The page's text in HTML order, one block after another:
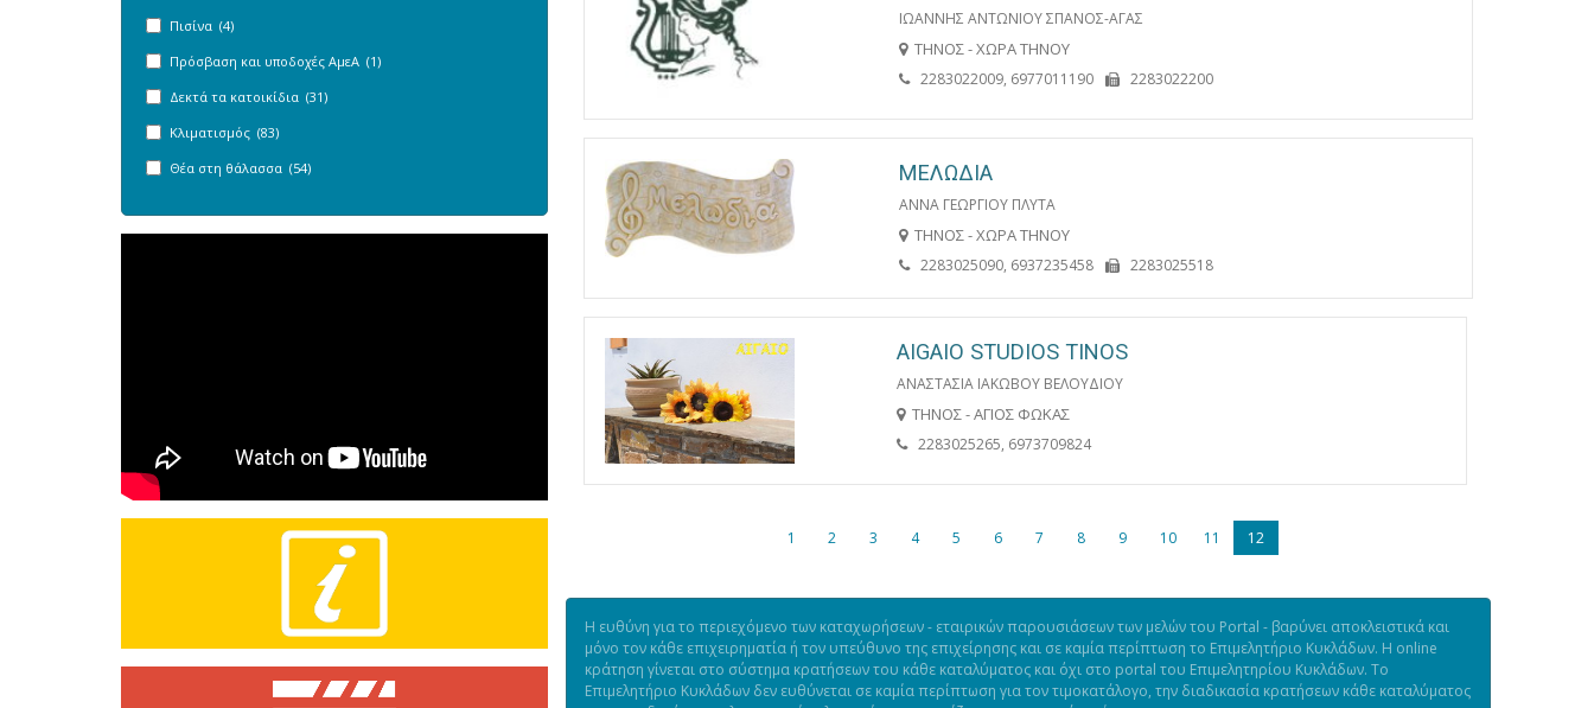
Πισίνα (4)
Πρόσβαση και υποδοχές ΑμεΑ (1)
Δεκτά τα κατοικίδια (31)
Κλιματισμός (83)
Θέα στη θάλασσα (54)
ΙΩΑΝΝΗΣ ΑΝΤΩΝΙΟΥ ΣΠΑΝΟΣ-ΑΓΑΣ
ΤΗΝΟΣ - ΧΩΡΑ ΤΗΝΟΥ
2283022009, 6977011190 2283022200
ΜΕΛΩΔΙΑ
ΑΝΝΑ ΓΕΩΡΓΙΟΥ ΠΛΥΤΑ
ΤΗΝΟΣ - ΧΩΡΑ ΤΗΝΟΥ
2283025090, 6937235458 2283025518
AIGAIO STUDIOS TINOS
ΑΝΑΣΤΑΣΙΑ ΙΑΚΩΒΟΥ ΒΕΛΟΥΔΙΟΥ
ΤΗΝΟΣ - ΑΓΙΟΣ ΦΩΚΑΣ
2283025265, 6973709824
1 2 3 4 5 6 7 8 9 10 11 12
Η ευθύνη για το περιεχόμενο των καταχωρήσεων - εταιρικών παρουσιάσεων των μελών του Portal - βαρύνει αποκλειστικά και
μόνο τον κάθε επιχειρηματία ή τον υπεύθυνο της επιχείρησης και σε καμία περίπτωση το Επιμελητήριο Κυκλάδων. Η online
κράτηση γίνεται στο σύστημα κρατήσεων του κάθε καταλύματος και όχι στο portal του Επιμελητηρίου Κυκλάδων. Το
Επιμελητήριο Κυκλάδων δεν ευθύνεται σε καμία περίπτωση για τον τιμοκατάλογο, την διαδικασία κρατήσεων κάθε καταλύματος